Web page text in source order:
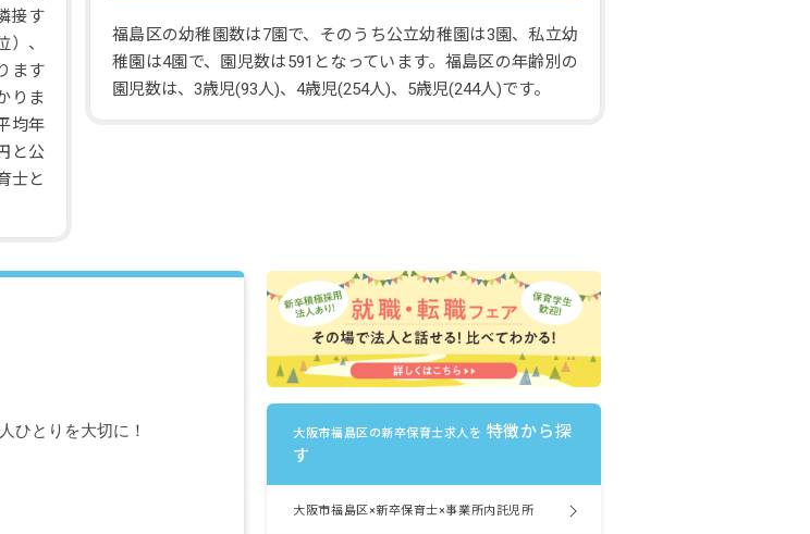
接す
、
ます
りま
均年
と公
士と
福島区の幼稚園数は7園で、そのうち公立幼稚園は3園、私立幼
稚園は4園で、園児数は591となっています。福島区の年齢別の
園児数は、3歳児(93人)、4歳児(254人)、5歳児(244人)です。
ひとりを大切に！ 大阪市福島区の新卒保育士求人を 特徴から探
す
大阪市福島区×新卒保育士×事業所内託児所